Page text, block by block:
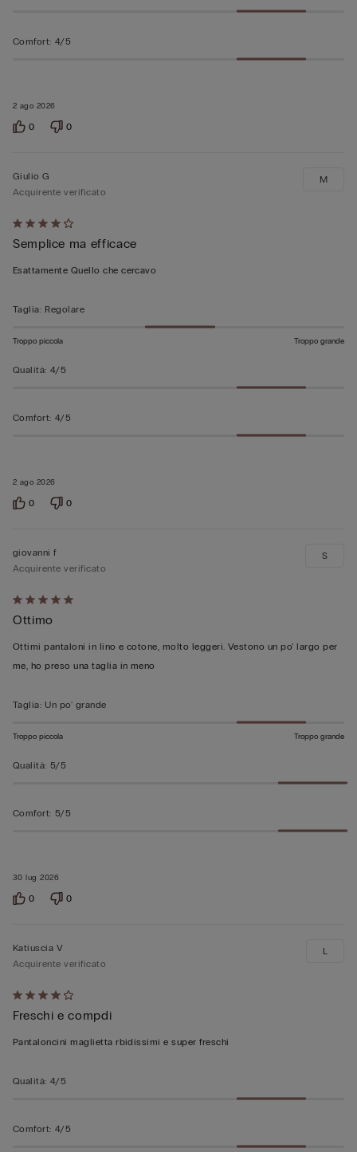
2 ago 2026
Comfort: 4/5
0 0
Valutato
4
su
2 ago 2026
Giulio G
Acquirente verificato
Semplice ma efficace
Esattamente Quello che cercavo
M
Taglia: Regolare
Troppo piccola Troppo grande
Qualità: 4/5
Comfort: 4/5
0 0
Valutato
5
su
5
30 lug 2026
giovanni f
Acquirente verificato
Ottimo
Ottimi pantaloni in lino e cotone, molto leggeri. Vestono un po' largo per
me, ho preso una taglia in meno
S
Taglia: Un po' grande
Troppo piccola Troppo grande
Qualità: 5/5
Comfort: 5/5
0 0
Valutato
4
su
Katiuscia V
Acquirente verificato
Freschi e compdi
Pantaloncini maglietta rbidissimi e super freschi
L
Qualità: 4/5
Comfort: 4/5